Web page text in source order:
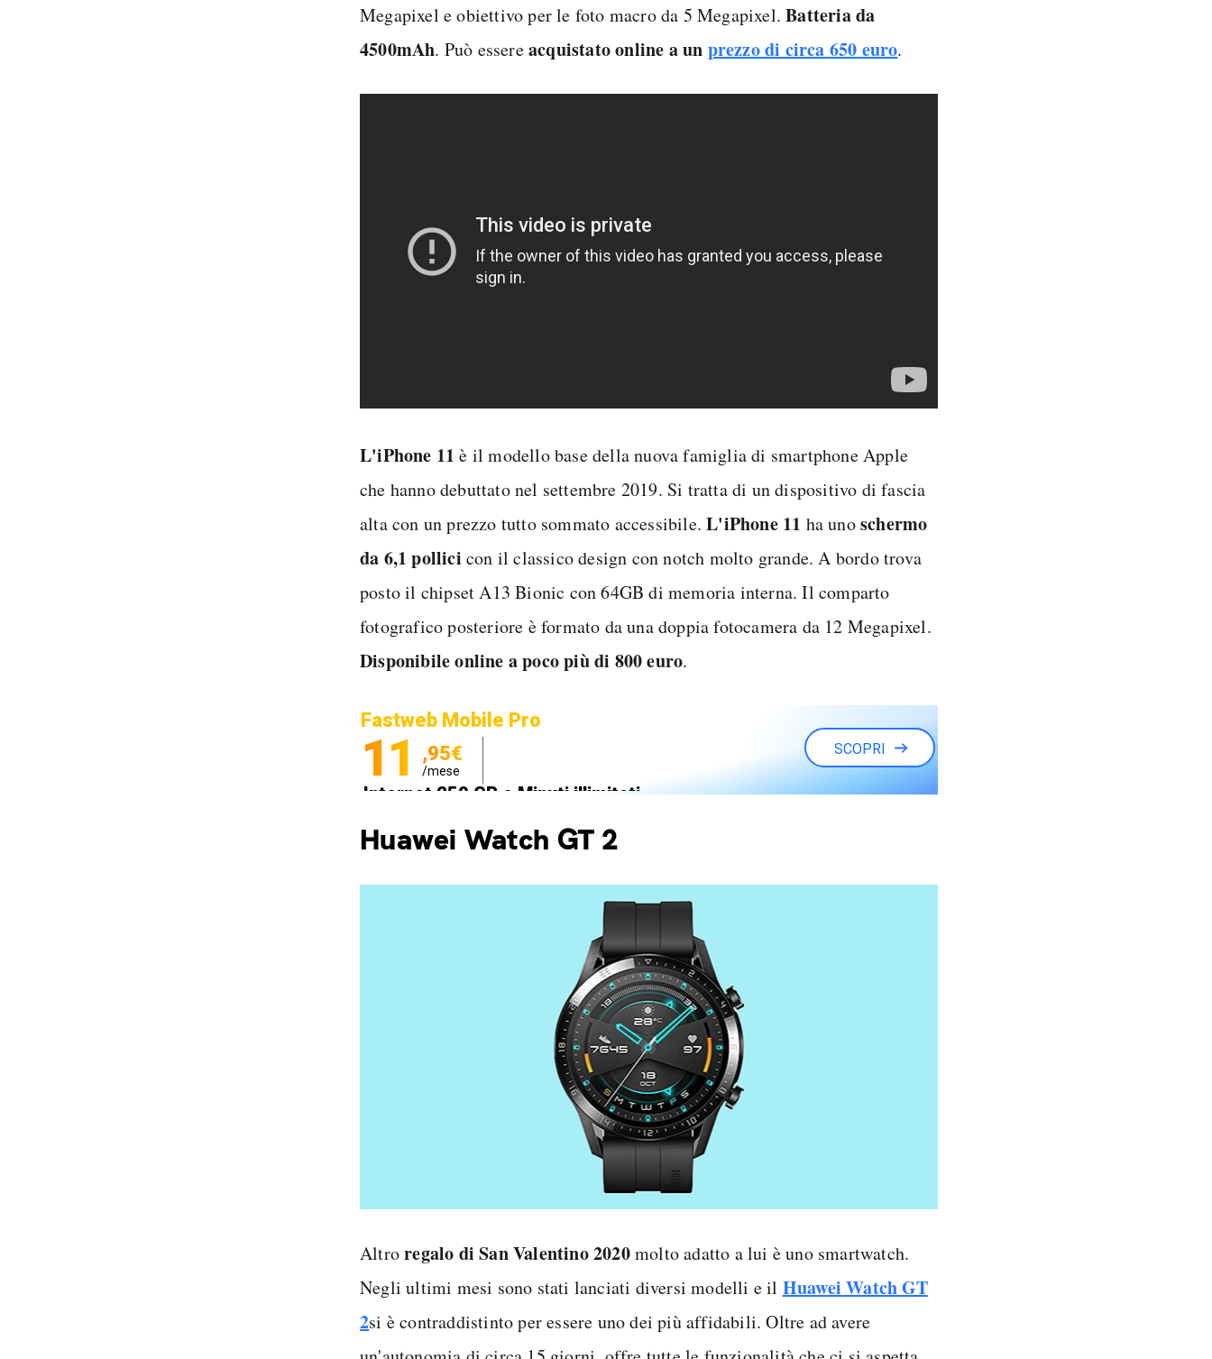
Megapixel e obiettivo per le foto macro da 5 Megapixel.Batteria da
4500mAh. Può essereacquistato online a un prezzo di circa 650 euro.
L'iPhone 11 è il modello base della nuova famiglia di smartphone Apple
che hanno debuttato nel settembre 2019. Si tratta di un dispositivo di fascia
alta con un prezzo tutto sommato accessibile.L'iPhone 11 ha unoschermo
da 6,1 pollici con il classico design con notch molto grande. A bordo trova
posto il chipset A13 Bionic con 64GB di memoria interna. Il comparto
fotografico posteriore è formato da una doppia fotocamera da 12 Megapixel.
Disponibile online a poco più di 800 euro.
Fastweb Mobile Pro
11 ,95€
/mese
Internet 250 GB e Minuti illimitati
SCOPRI
Huawei Watch GT 2
Altroregalo di San Valentino 2020molto adatto a lui è uno smartwatch.
Negli ultimi mesi sono stati lanciati diversi modelli e il Huawei Watch GT
2si è contraddistinto per essere uno dei più affidabili. Oltre ad avere